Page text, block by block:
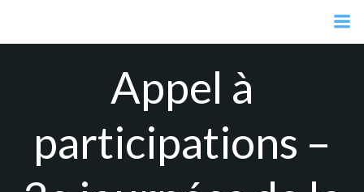
contenu
Appel à
participations –